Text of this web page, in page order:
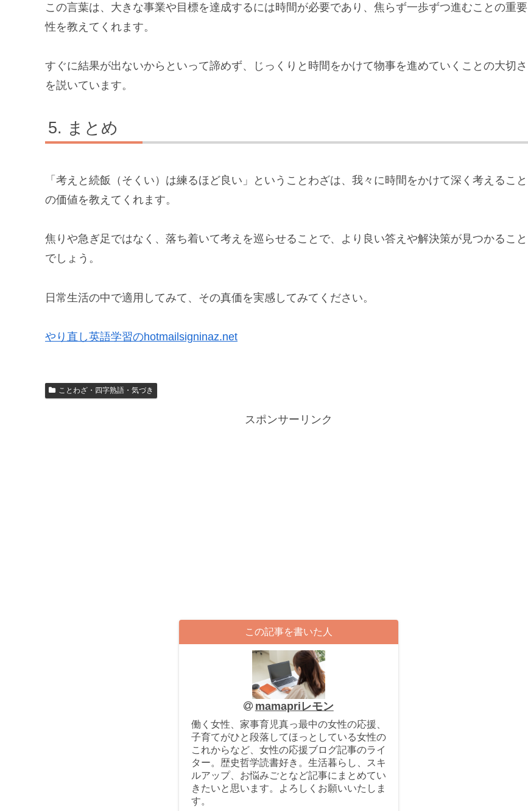
この言葉は、大きな事業や目標を達成するには時間が必要であり、焦らず一歩ずつ進むことの重要
性を教えてくれます。
すぐに結果が出ないからといって諦めず、じっくりと時間をかけて物事を進めていくことの大切さ
を説いています。
まとめ
「考えと続飯（そくい）は練るほど良い」ということわざは、我々に時間をかけて深く考えること
の価値を教えてくれます。
焦りや急ぎ足ではなく、落ち着いて考えを巡らせることで、より良い答えや解決策が見つかること
でしょう。
日常生活の中で適用してみて、その真価を実感してみてください。
やり直し英語学習のhotmailsigninaz.net
ことわざ・四字熟語・気づき
スポンサーリンク
この記事を書いた人
mamapriレモン
働く女性、家事育児真っ最中の女性の応援、
子育てがひと段落してほっとしている女性の
これからなど、女性の応援ブログ記事のライ
ター。歴史哲学読書好き。生活暮らし、スキ
ルアップ、お悩みごとなど記事にまとめてい
きたいと思います。よろしくお願いいたしま
す。